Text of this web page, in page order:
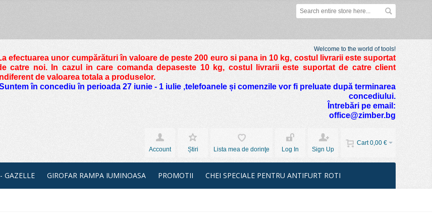
Welcome to the world of tools!
efectuarea unor cumpărături în valoare de peste 200 euro si pana in 10 kg, costul livrarii este suportat
catre noi. In cazul in care comanda depaseste 10 kg, costul livrarii este suportat de catre client
de valoarea totala a produselor.
în concediu în perioada 27 iunie - 1 iulie ,telefoanele și comenzile vor fi preluate după terminarea
concediului.
Întrebări pe email:
office@zimber.bg
Cart 0,00 €
Account
Știri Lista mea de dorinţe Log In Sign Up
GAZELLE GIROFAR RAMPA IUMINOASA PROMOTII CHEI SPECIALE PENTRU ANTIFURT ROTI